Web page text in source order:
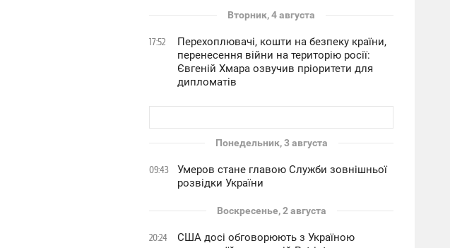
Вторник, 4 августа
17:52
Перехоплювачі, кошти на безпеку країни,
перенесення війни на територію росії:
Євгеній Хмара озвучив пріоритети для
дипломатів
Понедельник, 3 августа
09:43
Умеров стане главою Служби зовнішньої
розвідки України
Воскресенье, 2 августа
20:24
США досі обговорюють з Україною